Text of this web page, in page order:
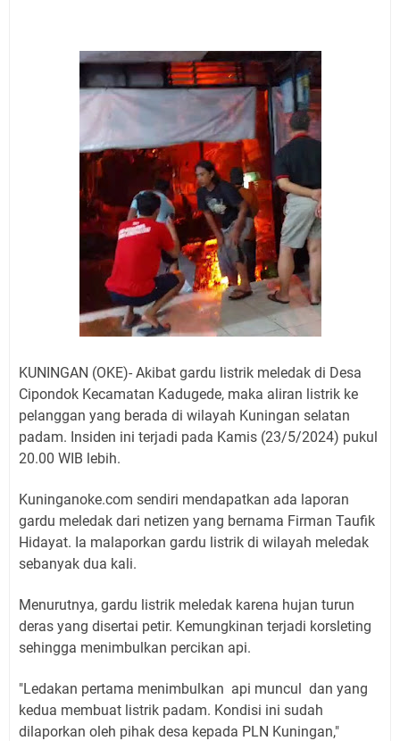
Warga Mulai Kesulitan Air Bersih Akibat Kekeringan,
Polres Kuningan dan PAM Tirta Kamuning Salurakan
Uniku Jadi Tuan Rumah Pendampingan Penyusunan
Dokumen SPMI
Sudahkah Kita Merdeka Dari Hawa Nafsu?
Info Sembako di Pasar Kepuh Kuningan Kamis 6
Agustus 2026, Daging Naik, Telur Turun
Agenda Kegiatan Bupati Kuningan Jumat 7 Agustus
2026 Ada Tiga, Tapi yang Bakal Dihadiri Hanya Satu
Ini Empat Lokasi Samsat Keliling Kuningan Jumat 7
Agustus 2026
KUNINGAN (OKE)- Akibat gardu listrik meledak di Desa
Cipondok Kecamatan Kadugede, maka aliran listrik ke
pelanggan yang berada di wilayah Kuningan selatan
padam. Insiden ini terjadi pada Kamis (23/5/2024) pukul
20.00 WIB lebih.
Kuninganoke.com sendiri mendapatkan ada laporan
gardu meledak dari netizen yang bernama Firman Taufik
Hidayat. Ia malaporkan gardu listrik di wilayah meledak
sebanyak dua kali.
Menurutnya, gardu listrik meledak karena hujan turun
deras yang disertai petir. Kemungkinan terjadi korsleting
sehingga menimbulkan percikan api.
"Ledakan pertama menimbulkan api muncul dan yang
kedua membuat listrik padam. Kondisi ini sudah
dilaporkan oleh pihak desa kepada PLN Kuningan,"